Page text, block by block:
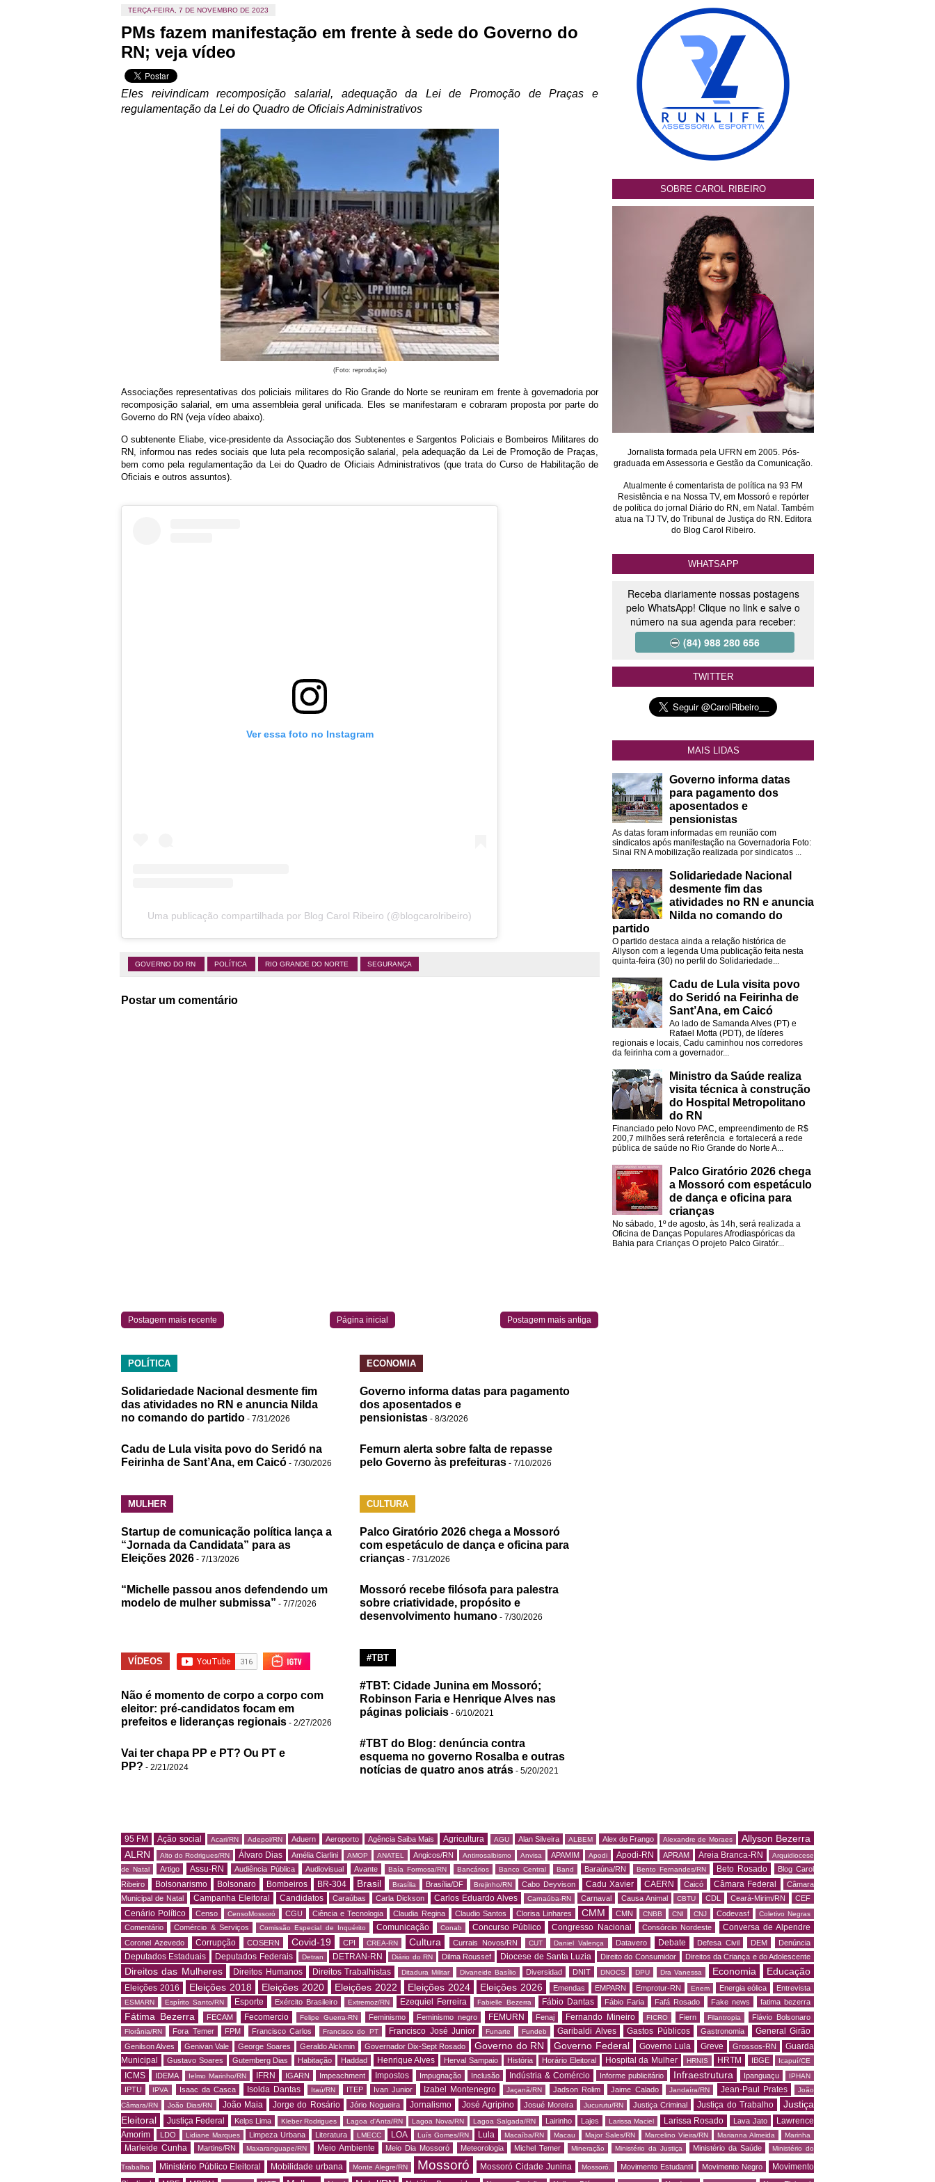
TERÇA-FEIRA, 7 DE NOVEMBRO DE 2023
PMs fazem manifestação em frente à sede do Governo do
RN; veja vídeo
Eles reivindicam recomposição salarial, adequação da Lei de Promoção de Praças e
regulamentação da Lei do Quadro de Oficiais Administrativos
(Foto: reprodução)
Associações representativas dos policiais militares do Rio Grande do Norte se reuniram em frente à governadoria por
recomposição salarial, em uma assembleia geral unificada. Eles se manifestaram e cobraram proposta por parte do
Governo do RN (veja vídeo abaixo).
O subtenente Eliabe, vice-presidente da Associação dos Subtenentes e Sargentos Policiais e Bombeiros Militares do
RN, informou nas redes sociais que luta pela recomposição salarial, pela adequação da Lei de Promoção de Praças,
bem como pela regulamentação da Lei do Quadro de Oficiais Administrativos (que trata do Curso de Habilitação de
Oficiais e outros assuntos).
Ver essa foto no Instagram
Uma publicação compartilhada por Blog Carol Ribeiro (@blogcarolribeiro)
GOVERNO DO RN POLÍTICA RIO GRANDE DO NORTE SEGURANÇA
Postar um comentário
Postagem mais recente Postagem mais antiga
Página inicial
POLÍTICA
Solidariedade Nacional desmente fim
das atividades no RN e anuncia Nilda
no comando do partido - 7/31/2026
Cadu de Lula visita povo do Seridó na
Feirinha de Sant’Ana, em Caicó - 7/30/2026
ECONOMIA
Governo informa datas para pagamento
dos aposentados e
pensionistas - 8/3/2026
Femurn alerta sobre falta de repasse
pelo Governo às prefeituras - 7/10/2026
MULHER
Startup de comunicação política lança a
“Jornada da Candidata” para as
Eleições 2026 - 7/13/2026
“Michelle passou anos defendendo um
modelo de mulher submissa” - 7/7/2026
CULTURA
Palco Giratório 2026 chega a Mossoró
com espetáculo de dança e oficina para
crianças - 7/31/2026
Mossoró recebe filósofa para palestra
sobre criatividade, propósito e
desenvolvimento humano - 7/30/2026
VÍDEOS
Não é momento de corpo a corpo com
eleitor: pré-candidatos focam em
prefeitos e lideranças regionais - 2/27/2026
Vai ter chapa PP e PT? Ou PT e
PP? - 2/21/2024
#TBT
#TBT: Cidade Junina em Mossoró;
Robinson Faria e Henrique Alves nas
páginas policiais - 6/10/2021
#TBT do Blog: denúncia contra
esquema no governo Rosalba e outras
notícias de quatro anos atrás - 5/20/2021
SOBRE CAROL RIBEIRO
Jornalista formada pela UFRN em 2005. Pós-
graduada em Assessoria e Gestão da Comunicação.
Atualmente é comentarista de política na 93 FM
Resistência e na Nossa TV, em Mossoró e repórter
de política do jornal Diário do RN, em Natal. Também
atua na TJ TV, do Tribunal de Justiça do RN. Editora
do Blog Carol Ribeiro.
WHATSAPP
Receba diariamente nossas postagens
pelo WhatsApp! Clique no link e salve o
número na sua agenda para receber:
(84) 988 280 656
TWITTER
MAIS LIDAS
Governo informa datas
para pagamento dos
aposentados e
pensionistas
As datas foram informadas em reunião com
sindicatos após manifestação na Governadoria Foto:
Sinai RN A mobilização realizada por sindicatos ...
Solidariedade Nacional
desmente fim das
atividades no RN e anuncia
Nilda no comando do
partido
O partido destaca ainda a relação histórica de
Allyson com a legenda Uma publicação feita nesta
quinta-feira (30) no perfil do Solidariedade...
Cadu de Lula visita povo
do Seridó na Feirinha de
Sant’Ana, em Caicó
Ao lado de Samanda Alves (PT) e
Rafael Motta (PDT), de líderes
regionais e locais, Cadu caminhou nos corredores
da feirinha com a governador...
Ministro da Saúde realiza
visita técnica à construção
do Hospital Metropolitano
do RN
Financiado pelo Novo PAC, empreendimento de R$
200,7 milhões será referência e fortalecerá a rede
pública de saúde no Rio Grande do Norte A...
Palco Giratório 2026 chega
a Mossoró com espetáculo
de dança e oficina para
crianças
No sábado, 1º de agosto, às 14h, será realizada a
Oficina de Danças Populares Afrodiaspóricas da
Bahia para Crianças O projeto Palco Giratór...
95 FM Ação social Acari/RN Adepol/RN Aduern Aeroporto Agência Saiba Mais Agricultura AGU Alan Silveira ALBEM Alex do Frango Alexandre de Moraes
Allyson Bezerra
ALRN
Alto do Rodrigues/RN Álvaro Dias Amélia Ciarlini AMOP ANATEL Angicos/RN Antirrosalbismo Anvisa APAMIM Apodi Apodi-RN APRAM Areia Branca-RN
Arquidiocese
de Natal
Artigo Assu-RN Audiência Pública Audiovisual Avante Baía Formosa/RN Bancários Banco Central Band Baraúna/RN Bento Fernandes/RN Beto Rosado
Blog Carol
Ribeiro
Bolsonarismo Bolsonaro Bombeiros BR-304 Brasil Brasília Brasília/DF Brejinho/RN Cabo Deyvison Cadu Xavier CAERN Caicó Câmara Federal
Câmara
Municipal de Natal
Campanha Eleitoral Candidatos Caraúbas Carla Dickson Carlos Eduardo Alves Carnaúba-RN Carnaval Causa Animal CBTU CDL Ceará-Mirim/RN CEF
Cenário Político Censo CensoMossoró CGU Ciência e Tecnologia Claudia Regina Claudio Santos Clorisa Linhares CMM CMN CNBB CNI CNJ Codevasf Coletivo Negras
Comentário Comércio & Serviços Comissão Especial de Inquérito Comunicação Conab Concurso Público Congresso Nacional Consórcio Nordeste Conversa de Alpendre
Coronel Azevedo Corrupção COSERN Covid-19 CPI CREA-RN Cultura Currais Novos/RN CUT Daniel Valença Datavero Debate Defesa Civil DEM Denúncia
Deputados Estaduais Deputados Federais Detran DETRAN-RN Diário do RN Dilma Roussef Diocese de Santa Luzia Direito do Consumidor Direitos da Criança e do Adolescente
Direitos das Mulheres Direitos Humanos Direitos Trabalhistas Ditadura Militar Divaneide Basílio Diversidad DNIT DNOCS DPU Dra Vanessa Economia Educação
Eleições 2016 Eleições 2018 Eleições 2020 Eleições 2022 Eleições 2024 Eleições 2026 Emendas EMPARN Emprotur-RN Enem Energia eólica Entrevista
ESMARN Espírito Santo/RN Esporte Exército Brasileiro Extremoz/RN Ezequiel Ferreira Fabielle Bezerra Fábio Dantas Fábio Faria Fafá Rosado Fake news fatima bezerra
Fátima Bezerra FECAM Fecomercio Felipe Guerra-RN Feminismo Feminismo negro FEMURN Fenaj Fernando Mineiro FICRO Fiern Filantropia Flávio Bolsonaro
Florânia/RN Fora Temer FPM Francisco Carlos Francisco do PT Francisco José Junior Funarte Fundeb Garibaldi Alves Gastos Públicos Gastronomia General Girão
Genilson Alves Genivan Vale George Soares Geraldo Alckmin Governador Dix-Sept Rosado Governo do RN Governo Federal Governo Lula Greve Grossos-RN
Guarda
Municipal
Gustavo Soares Gutemberg Dias Habitação Haddad Henrique Alves Herval Sampaio História Horário Eleitoral Hospital da Mulher HRNIS HRTM IBGE Icapuí/CE
ICMS IDEMA Ielmo Marinho/RN IFRN IGARN Impeachment Impostos Impugnação Inclusão Indústria & Comércio Informe publicitário Infraestrutura Ipanguaçu IPHAN
IPTU IPVA Isaac da Casca Isolda Dantas Itaú/RN ITEP Ivan Junior Izabel Montenegro Jaçanã/RN Jadson Rolim Jaime Calado Jandaíra/RN Jean-Paul Prates
João
Câmara/RN
João Dias/RN João Maia Jorge do Rosário Jório Nogueira Jornalismo José Agripino Josué Moreira Jucurutu/RN Justiça Criminal Justiça do Trabalho
Justiça
Eleitoral
Justiça Federal Kelps Lima Kleber Rodrigues Lagoa d'Anta/RN Lagoa Nova/RN Lagoa Salgada/RN Lairinho Lajes Larissa Maciel Larissa Rosado Lava Jato
Lawrence
Amorim
LDO Lidiane Marques Limpeza Urbana Literatura LMECC LOA Luís Gomes/RN Lula Macaíba/RN Macau Major Sales/RN Marcelino Vieira/RN Marianna Almeida Marinha
Marleide Cunha Martins/RN Maxaranguape/RN Meio Ambiente Meio Dia Mossoró Meteorologia Michel Temer Mineração Ministério da Justiça Ministério da Saúde Ministério do
Trabalho Ministério Público Eleitoral Mobilidade urbana Monte Alegre/RN Mossoró Mossoró Cidade Junina Mossoró. Movimento Estudantil Movimento Negro
Movimento